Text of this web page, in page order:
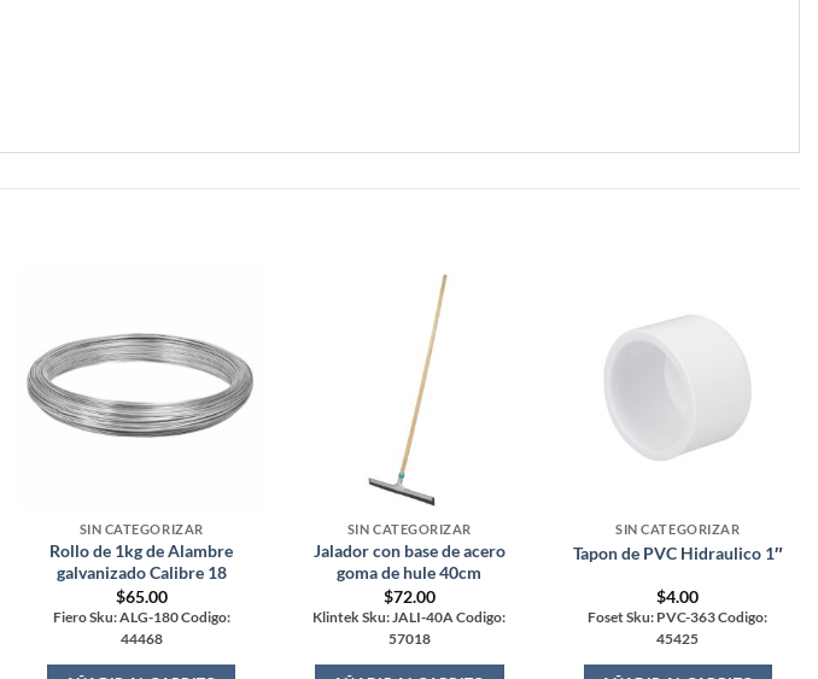
SIN CATEGORIZAR
Rollo de 1kg de Alambre
galvanizado Calibre 18
$65.00
Fiero Sku: ALG-180 Codigo:
44468
SIN CATEGORIZAR
Jalador con base de acero
goma de hule 40cm
$72.00
Klintek Sku: JALI-40A Codigo:
57018
SIN CATEGORIZAR
Tapon de PVC Hidraulico 1″
$4.00
Foset Sku: PVC-363 Codigo:
45425